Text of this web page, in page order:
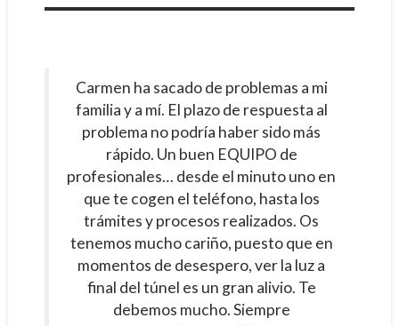
Carmen ha sacado de problemas a mi
familia y a mí. El plazo de respuesta al
problema no podría haber sido más
rápido. Un buen EQUIPO de
profesionales… desde el minuto uno en
que te cogen el teléfono, hasta los
trámites y procesos realizados. Os
tenemos mucho cariño, puesto que en
momentos de desespero, ver la luz a
final del túnel es un gran alivio. Te
debemos mucho. Siempre